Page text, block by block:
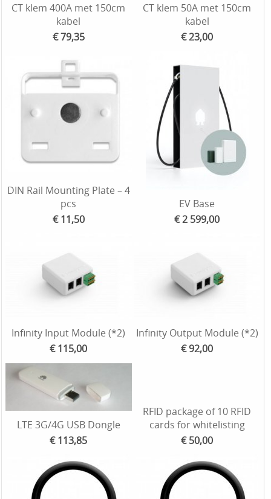
CT klem 400A met 150cm
kabel
€ 79,35
CT klem 50A met 150cm
kabel
€ 23,00
DIN Rail Mounting Plate – 4
pcs
€ 11,50
EV Base
€ 2 599,00
Infinity Input Module (*2)
€ 115,00
Infinity Output Module (*2)
€ 92,00
LTE 3G/4G USB Dongle
€ 113,85
RFID package of 10 RFID
cards for whitelisting
€ 50,00